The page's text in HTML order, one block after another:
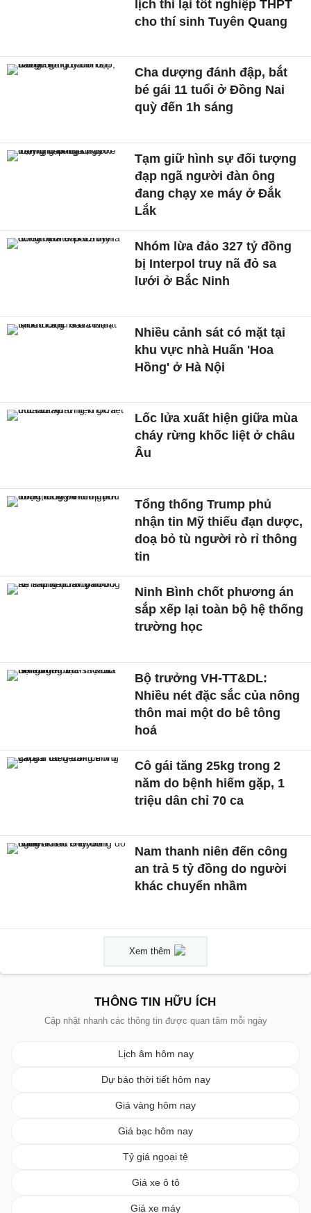
lịch thi lại tốt nghiệp THPT
cho thí sinh Tuyên Quang
Cha dượng đánh đập, bắt
bé gái 11 tuổi ở Đồng Nai
quỳ đến 1h sáng
Tạm giữ hình sự đối tượng
đạp ngã người đàn ông
đang chạy xe máy ở Đắk
Lắk
Nhóm lừa đảo 327 tỷ đồng
bị Interpol truy nã đỏ sa
lưới ở Bắc Ninh
Nhiều cảnh sát có mặt tại
khu vực nhà Huấn 'Hoa
Hồng' ở Hà Nội
Lốc lửa xuất hiện giữa mùa
cháy rừng khốc liệt ở châu
Âu
Tổng thống Trump phủ
nhận tin Mỹ thiếu đạn dược,
doạ bỏ tù người rò rỉ thông
tin
Ninh Bình chốt phương án
sắp xếp lại toàn bộ hệ thống
trường học
Bộ trưởng VH-TT&DL:
Nhiều nét đặc sắc của nông
thôn mai một do bê tông
hoá
Cô gái tăng 25kg trong 2
năm do bệnh hiếm gặp, 1
triệu dân chỉ 70 ca
Nam thanh niên đến công
an trả 5 tỷ đồng do người
khác chuyển nhầm
Xem thêm
THÔNG TIN HỮU ÍCH
Cập nhật nhanh các thông tin được quan tâm mỗi ngày
Lịch âm hôm nay
Dự báo thời tiết hôm nay
Giá vàng hôm nay
Giá bạc hôm nay
Tỷ giá ngoại tệ
Giá xe ô tô
Giá xe máy